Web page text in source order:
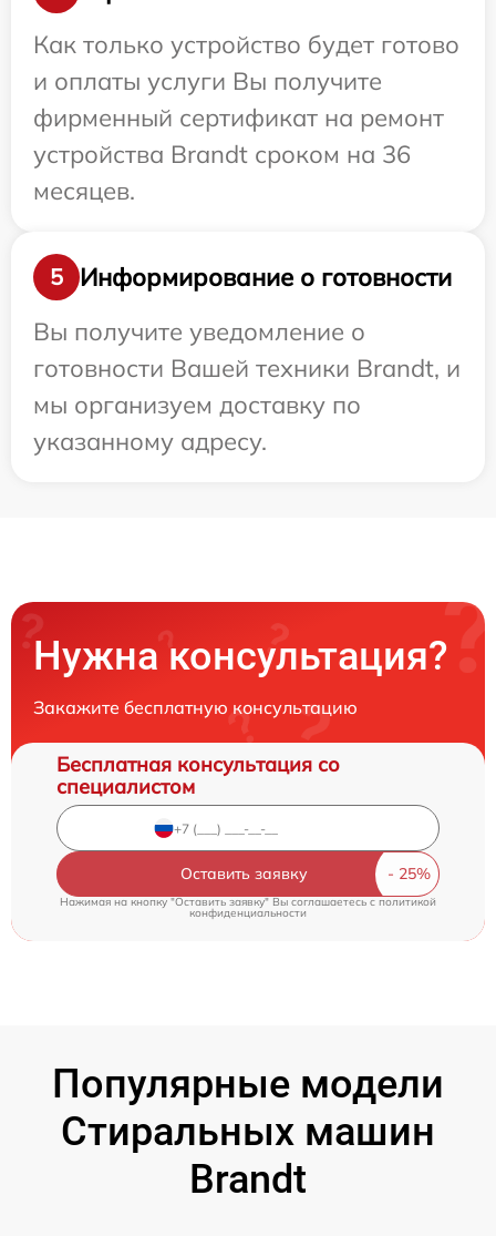
Как только устройство будет готово
и оплаты услуги Вы получите
фирменный сертификат на ремонт
устройства Brandt сроком на 36
месяцев.
5
Информирование о готовности
Вы получите уведомление о
готовности Вашей техники Brandt, и
мы организуем доставку по
указанному адресу.
Нужна консультация?
Закажите бесплатную консультацию
Бесплатная консультация со
специалистом
Оставить заявку
Нажимая на кнопку "Оставить заявку" Вы соглашаетесь c политикой
конфиденциальности
Популярные модели
Стиральных машин
Brandt